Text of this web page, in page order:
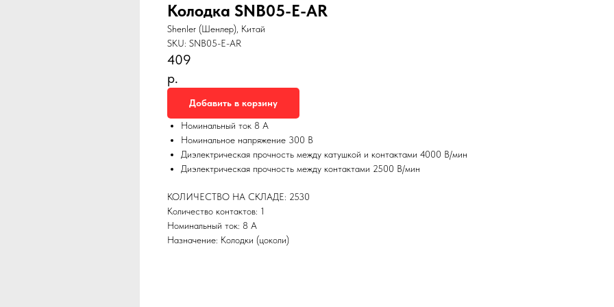
Колодка SNB05-E-AR
Shenler (Шенлер), Китай
SKU: SNB05-E-AR
409
р.
Добавить в корзину
Номинальный ток 8 А
Номинальное напряжение 300 В
Диэлектрическая прочность между катушкой и контактами 4000 В/мин
Диэлектрическая прочность между контактами 2500 В/мин
КОЛИЧЕСТВО НА СКЛАДЕ: 2530
Количество контактов: 1
Номинальный ток: 8 А
Назначение: Колодки (цоколи)